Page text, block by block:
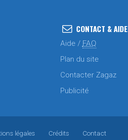
CONTACT & AIDE
Aide / FAQ
Plan du site
Contacter Zagaz
Publicité
légales Crédits Contact